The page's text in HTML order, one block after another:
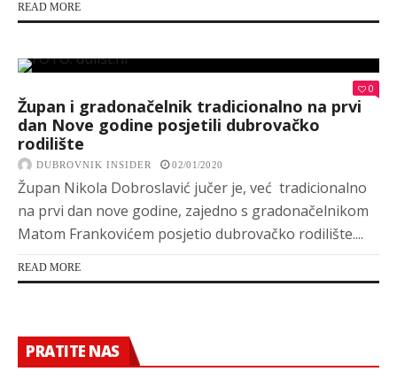
READ MORE
0
Župan i gradonačelnik tradicionalno na prvi
dan Nove godine posjetili dubrovačko
rodilište
DUBROVNIK INSIDER 02/01/2020
Župan Nikola Dobroslavić jučer je, već tradicionalno
na prvi dan nove godine, zajedno s gradonačelnikom
Matom Frankovićem posjetio dubrovačko rodilište....
READ MORE
PRATITE NAS